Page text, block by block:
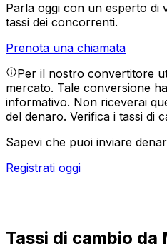
Parla oggi con un esperto di
tassi dei concorrenti.
Prenota una chiamata
Per il nostro convertitore
mercato. Tale conversione
informativo. Non riceverai
del denaro. Verifica i tassi di
Sapevi che puoi inviare
Registrati oggi
Tassi di cambio da